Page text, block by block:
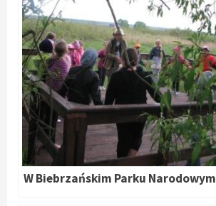
W Biebrzańskim Parku Narodowym